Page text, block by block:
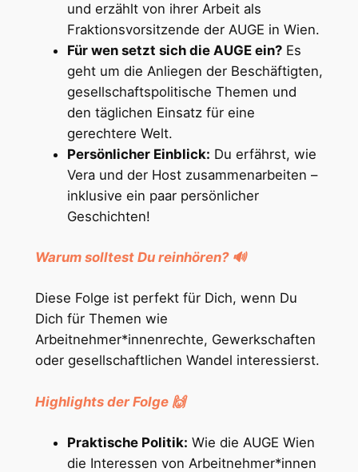
und erzählt von ihrer Arbeit als
Fraktionsvorsitzende der AUGE in Wien.
Für wen setzt sich die AUGE ein?Es
geht um die Anliegen der Beschäftigten,
gesellschaftspolitische Themen und
den täglichen Einsatz für eine
gerechtere Welt.
Persönlicher Einblick: Du erfährst, wie
Vera und der Host zusammenarbeiten –
inklusive ein paar persönlicher
Geschichten!
Warum solltest Du reinhören?🔊
Diese Folge ist perfekt für Dich, wenn Du
Dich für Themen wie
Arbeitnehmer*innenrechte, Gewerkschaften
oder gesellschaftlichen Wandel interessierst.
Highlights der Folge🙌
Praktische Politik: Wie die AUGE Wien
die Interessen von Arbeitnehmer*innen